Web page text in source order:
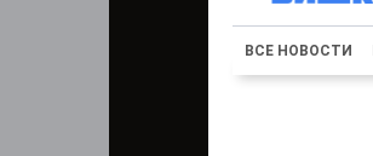
ВСЕ НОВОСТИ